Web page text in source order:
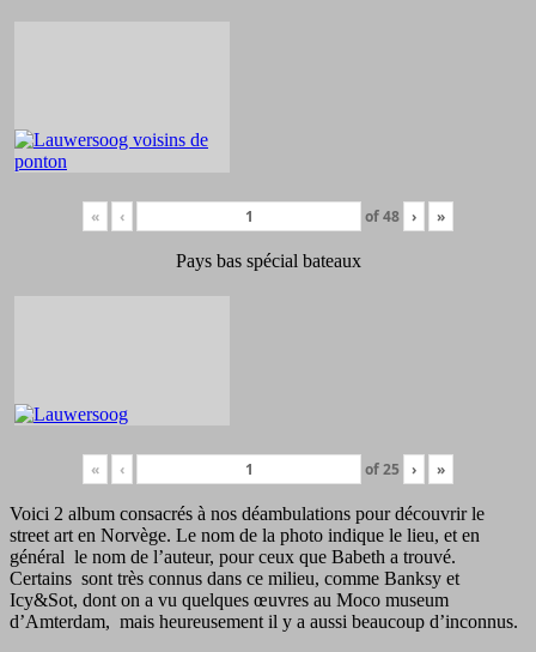
« ‹ of48 › »
Pays bas spécial bateaux
« ‹ of25 › »
Voici 2 album consacrés à nos déambulations pour découvrir le
street art en Norvège. Le nom de la photo indique le lieu, et en
général le nom de l’auteur, pour ceux que Babeth a trouvé.
Certains sont très connus dans ce milieu, comme Banksy et
Icy&Sot, dont on a vu quelques œuvres au Moco museum
d’Amterdam, mais heureusement il y a aussi beaucoup d’inconnus.